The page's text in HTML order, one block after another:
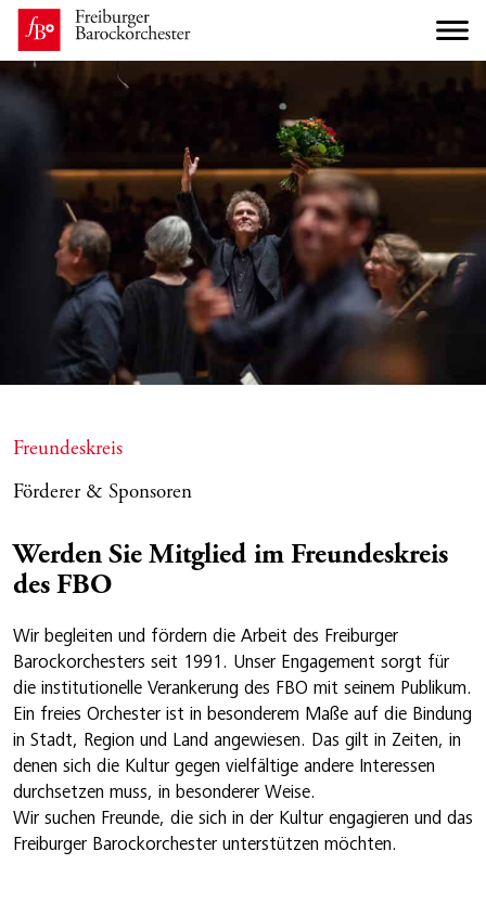
Freundeskreis
Förderer & Sponsoren
Werden Sie Mitglied im Freundeskreis
des FBO
Wir begleiten und fördern die Arbeit des Freiburger
Barockorchesters seit 1991. Unser Engagement sorgt für
die institutionelle Verankerung des FBO mit seinem Publikum.
Ein freies Orchester ist in besonderem Maße auf die Bindung
in Stadt, Region und Land angewiesen. Das gilt in Zeiten, in
denen sich die Kultur gegen vielfältige andere Interessen
durchsetzen muss, in besonderer Weise.
Wir suchen Freunde, die sich in der Kultur engagieren und das
Freiburger Barockorchester unterstützen möchten.